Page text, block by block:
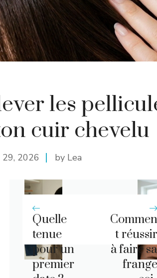
les
cuir chevelu
29, 2026 by Lea
Quelle
tenue
pour un
premier
Commen
t réussir
à faire sa
frange